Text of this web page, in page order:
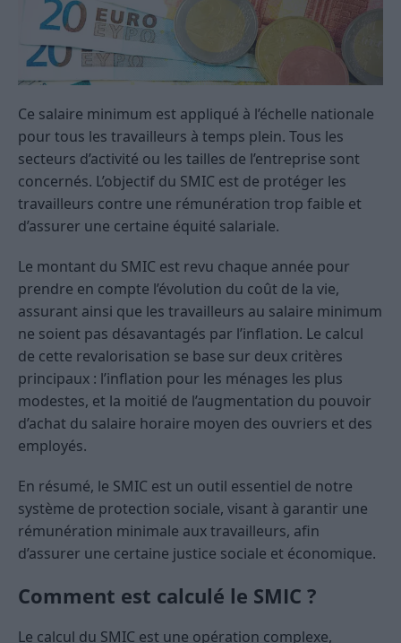
Ce salaire minimum est appliqué à l’échelle nationale
pour tous les travailleurs à temps plein. Tous les
secteurs d’activité ou les tailles de l’entreprise sont
concernés. L’objectif du SMIC est de protéger les
travailleurs contre une rémunération trop faible et
d’assurer une certaine équité salariale.
Le montant du SMIC est revu chaque année pour
prendre en compte l’évolution du coût de la vie,
assurant ainsi que les travailleurs au salaire minimum
ne soient pas désavantagés par l’inflation. Le calcul
de cette revalorisation se base sur deux critères
principaux : l’inflation pour les ménages les plus
modestes, et la moitié de l’augmentation du pouvoir
d’achat du salaire horaire moyen des ouvriers et des
employés.
En résumé, le SMIC est un outil essentiel de notre
système de protection sociale, visant à garantir une
rémunération minimale aux travailleurs, afin
d’assurer une certaine justice sociale et économique.
Comment est calculé le SMIC ?
Le calcul du SMIC est une opération complexe,